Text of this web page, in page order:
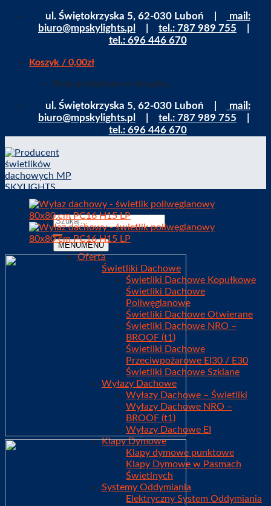
Skip
ul. Świętokrzyska 5, 62-030 Luboń |
mail:
biuro@mpskylights.pl
tel.: 787 989 755
tel.: 696 446 670
Koszyk / 0,00zł
Brak produktów w koszyku.
ul. Świętokrzyska 5, 62-030 Luboń |
mail:
biuro@mpskylights.pl
tel.: 787 989 755
tel.: 696 446 670
MENUMENU
Oferta
Świetliki Dachowe
Świetliki Dachowe Kopułkowe
Świetliki Dachowe
Poliwęglanowe
Świetliki Dachowe Otwierane
Świetliki Dachowe NRO –
BROOF (t1)
Świetliki Dachowe
Przeciwpożarowe EI30 / E30
Świetliki Dachowe Szklane
Wyłazy Dachowe
Wyłazy Dachowe – Świetliki
Wyłazy Dachowe NRO –
BROOF (t1)
Wyłazy Dachowe EI
Klapy Dymowe
Klapy dymowe punktowe
Klapy Dymowe w Pasmach
Świetlnych
Systemy Oddymiania
Elektryczny System Oddymiania